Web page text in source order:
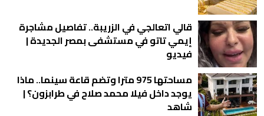
قالي اتعالجي في الزريبة.. تفاصيل مشاجرة
إيمي تاتو في مستشفى بمصر الجديدة |
فيديو
مساحتها 975 مترا وتضم قاعة سينما.. ماذا
يوجد داخل فيلا محمد صلاح في طرابزون؟ |
شاهد